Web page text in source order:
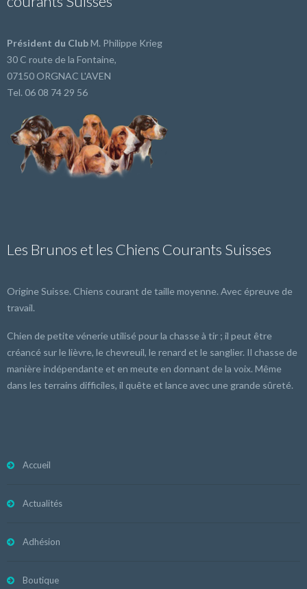
Président du ClubM. Philippe Krieg
30 C route de la Fontaine,
07150 ORGNAC L'AVEN
Tel. 06 08 74 29 56
Les Brunos et les Chiens Courants Suisses
Origine Suisse. Chiens courant de taille moyenne. Avec épreuve de
travail.
Chien de petite vénerie utilisé pour la chasse à tir ; il peut être
créancé sur le lièvre, le chevreuil, le renard et le sanglier. Il chasse de
manière indépendante et en meute en donnant de la voix. Même
dans les terrains difficiles, il quête et lance avec une grande sûreté.
Accueil
Actualités
Adhésion
Boutique